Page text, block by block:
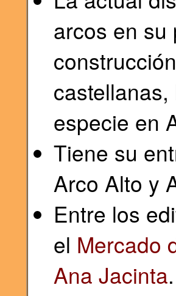
arcos en su
especie en
Tiene su
Arco Alto y
Entre los
el Mercado
Ana Jacinta.